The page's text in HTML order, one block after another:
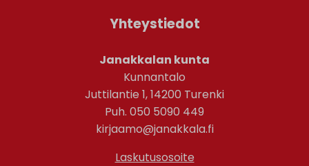
Yhteystiedot
Janakkalan kunta
Kunnantalo
Juttilantie 1, 14200 Turenki
Puh. 050 5090 449
kirjaamo@janakkala.fi
Laskutusosoite